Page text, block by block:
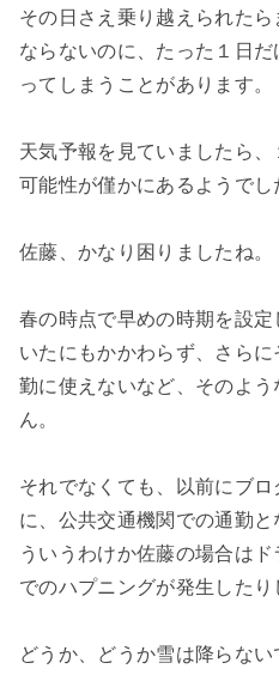
その日さえ乗り越えられた
ならないのに、たった１日
ってしまうことがあります。
天気予報を見ていましたら
可能性が僅かにあるようでし
佐藤、かなり困りましたね。
春の時点で早めの時期を設
いたにもかかわらず、さら
勤に使えないなど、そのよ
ん。
それでなくても、以前にブロ
に、公共交通機関での通勤
ういうわけか佐藤の場合は
でのハプニングが発生したり
どうか、どうか雪は降らない